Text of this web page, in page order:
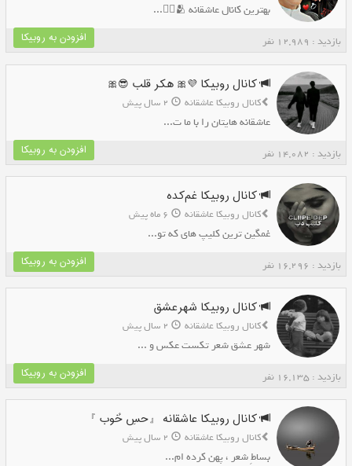
بهترین کانال عاشقانه 🫂👩‍❤...
بازدید : 12,989 نفر افزودن به روبیکا
کانال روبیکا 💜🎀 هکر قلب 😎🎀
کانال روبیکا عاشقانه 2 سال پیش
عاشقانه هایتان را با ما ت...
بازدید : 14,082 نفر افزودن به روبیکا
کانال روبیکا غم‌کده
کانال روبیکا عاشقانه 6 ماه پیش
غمگین ترین کلیپ های که تو...
بازدید : 16,296 نفر افزودن به روبیکا
کانال روبیکا شهرعشق
کانال روبیکا عاشقانه 2 سال پیش
شهر عشق شعر تکست عکس و ...
بازدید : 16,135 نفر افزودن به روبیکا
کانال روبیکا عاشقانه 『حسِ خُوب 』
کانال روبیکا عاشقانه 2 سال پیش
بساطِ شعر ، پهن کرده ام...